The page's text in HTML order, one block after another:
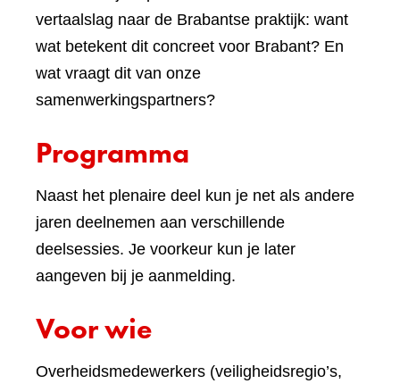
vertaalslag naar de Brabantse praktijk: want
wat betekent dit concreet voor Brabant? En
wat vraagt dit van onze
samenwerkingspartners?
Programma
Naast het plenaire deel kun je net als andere
jaren deelnemen aan verschillende
deelsessies. Je voorkeur kun je later
aangeven bij je aanmelding.
Voor wie
Overheidsmedewerkers (veiligheidsregio’s,